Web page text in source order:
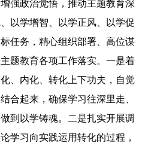
强政治觉悟，推动主题教育深
以学增智、以学正风、以学促
任务，精心组织部署、高位谋
题教育各项工作落实。一是着
、内化、转化上下功夫，自觉
合起来，确保学习往深里走、
到以学铸魂。二是扎实开展调
学习向实践运用转化的过程，